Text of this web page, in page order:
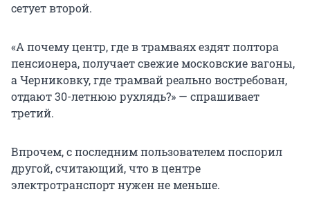
сетует второй.
«А почему центр, где в трамваях ездят полтора
пенсионера, получает свежие московские вагоны,
а Черниковку, где трамвай реально востребован,
отдают 30-летнюю рухлядь?» — спрашивает
третий.
Впрочем, с последним пользователем поспорил
другой, считающий, что в центре
электротранспорт нужен не меньше.